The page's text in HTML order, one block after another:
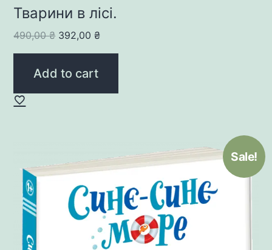
Тварини в лісі.
490,00₴ Original
price
was:
392,00₴Current
price
Add to cart
Sale!